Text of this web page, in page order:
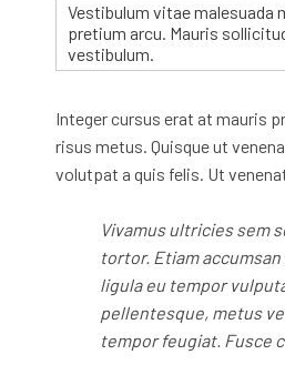
Vestibulum vitae malesuada
pretium arcu. Mauris
vestibulum.
Integer cursus erat at mauris
risus metus. Quisque ut
volutpat a quis felis. Ut
Vivamus ultricies sem
tortor. Etiam
ligula eu tempor
pellentesque, metus
tempor feugiat. Fusce